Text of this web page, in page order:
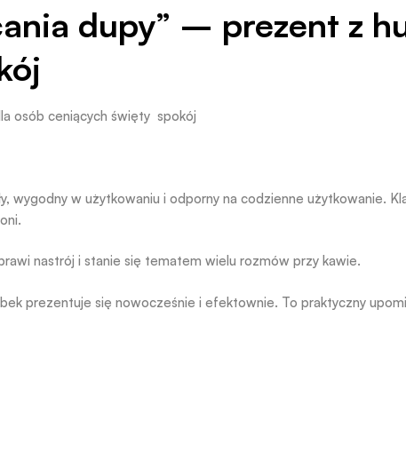
dupy” – prezent z
osób ceniących święty spokój
wygodny w użytkowaniu i odporny na codzienne użytkowanie.
nastrój i stanie się tematem wielu rozmów przy kawie.
prezentuje się nowocześnie i efektownie. To praktyczny